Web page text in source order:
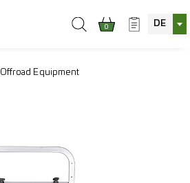
0 DE
Offroad Equipment